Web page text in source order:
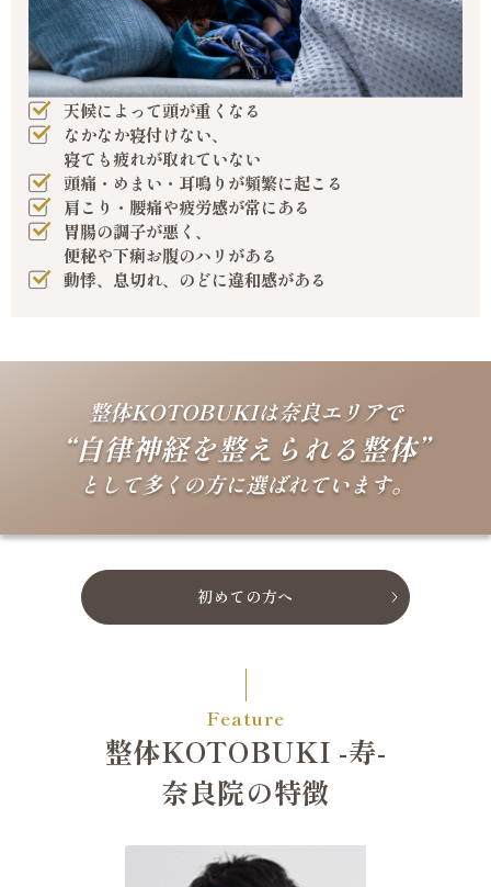
天候によって頭が重くなる
なかなか寝付けない、
寝ても疲れが取れていない
頭痛・めまい・耳鳴りが頻繁に起こる
肩こり・腰痛や疲労感が常にある
胃腸の調子が悪く、
便秘や下痢お腹のハリがある
動悸、息切れ、のどに違和感がある
整体KOTOBUKIは奈良エリアで
“自律神経を整えられる整体”
として多くの方に選ばれています。
初めての方へ
Feature
整体KOTOBUKI -寿-
奈良院の特徴